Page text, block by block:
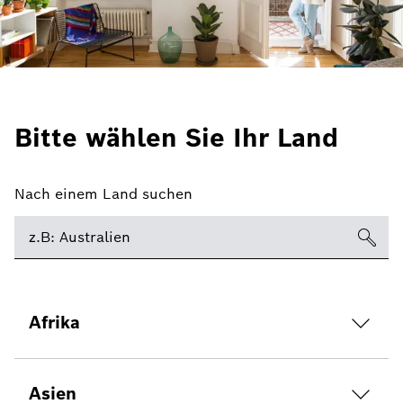
Bitte wählen Sie Ihr Land
Nach einem Land suchen
Afrika
Asien